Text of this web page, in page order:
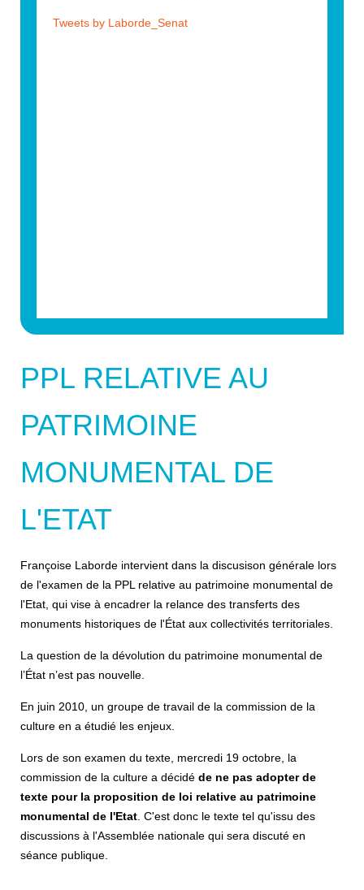
PPL RELATIVE AU
PATRIMOINE
MONUMENTAL DE
L'ETAT
Françoise Laborde intervient dans la discusison générale lors
de l'examen de la PPL relative au patrimoine monumental de
l'Etat, qui vise à encadrer la relance des transferts des
monuments historiques de l'État aux collectivités territoriales.
La question de la dévolution du patrimoine monumental de
l’État n’est pas nouvelle.
En juin 2010, un groupe de travail de la commission de la
culture en a étudié les enjeux.
Lors de son examen du texte, mercredi 19 octobre, la
commission de la culture a décidé de ne pas adopter de
texte pour la proposition de loi relative au patrimoine
monumental de l'Etat . C'est donc le texte tel qu'issu des
discussions à l'Assemblée nationale qui sera discuté en
séance publique.
Tweets by Laborde_Senat